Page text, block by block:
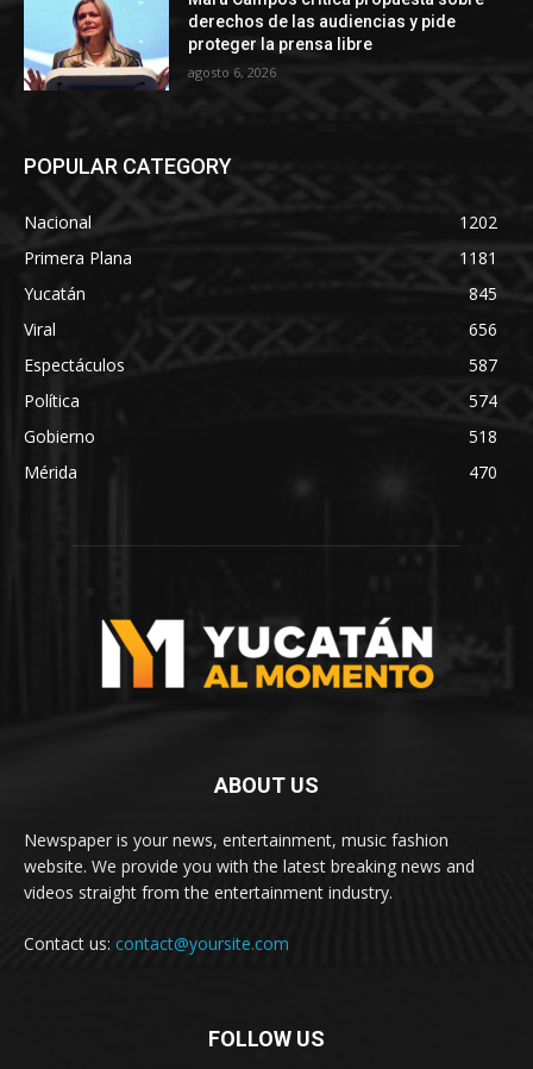
derechos de las audiencias y pide
proteger la prensa libre
agosto 6, 2026
POPULAR CATEGORY
Nacional
1202
Primera Plana
1181
Yucatán
845
Viral
656
Espectáculos
587
Política
574
Gobierno
518
Mérida
470
ABOUT US
Newspaper is your news, entertainment, music fashion
website. We provide you with the latest breaking news and
videos straight from the entertainment industry.
Contact us: contact@yoursite.com
FOLLOW US